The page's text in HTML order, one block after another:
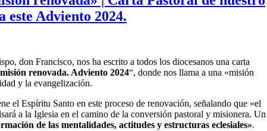
este Adviento 2024.
don Francisco, nos ha escrito a todos los diocesanos una carta
renovada. Adviento 2024“, donde nos llama a una «misión
y la evangelización.
el Espíritu Santo en este proceso de renovación, señalando que «el
a la Iglesia en el camino de la conversión pastoral y misionera. Un
de las mentalidades, actitudes y estructuras eclesiales».